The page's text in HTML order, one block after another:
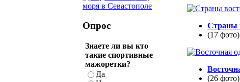
Страны
(17 фото)
(26 фото)
Опрос
Знаете ли вы кто
такие спортивные
мажоретки?
Да